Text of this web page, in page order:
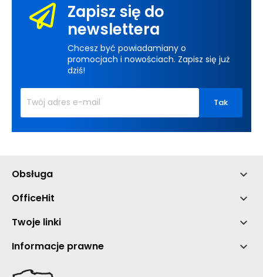
Zapisz się do
newslettera
Chcesz być powiadamiany o
promocjach i nowościach. Zapisz się już
dziś!
Obsługa 
OfficeHit 
Twoje linki 
Informacje prawne 